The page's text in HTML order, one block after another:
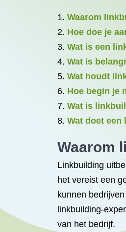
Waarom
Hoe doe je
Wat is een
Wat is
Wat houdt
Hoe begin je
Wat is
Wat doet
Waarom
Linkbuilding
het vereist een
kunnen
linkbuilding-
van het bedrijf.